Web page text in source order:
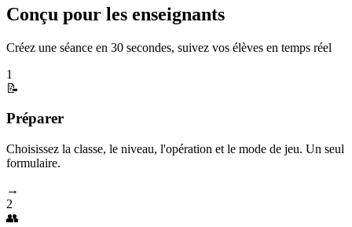
Conçu pour les enseignants
Créez une séance en 30 secondes, suivez vos élèves en temps réel
1
📝
Préparer
Choisissez la classe, le niveau, l'opération et le mode de jeu. Un seul
formulaire.
→
2
👥